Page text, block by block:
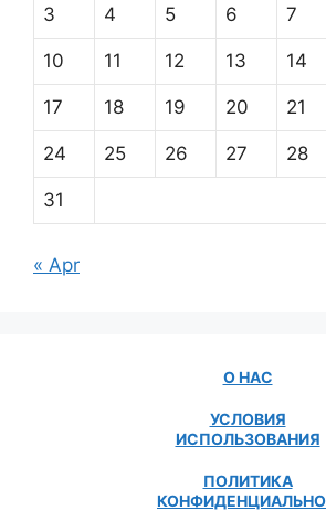
3 4 5 6 7
10 11 12 13 14
17 18 19 20 21
24 25 26 27 28
31
« Apr
О НАС
УСЛОВИЯ
ИСПОЛЬЗОВАНИЯ
ПОЛИТИКА